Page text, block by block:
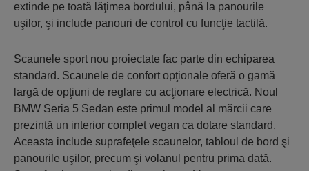
extinde pe toată lăţimea bordului, până la panourile
uşilor, şi include panouri de control cu funcţie tactilă.
Scaunele sport nou proiectate fac parte din echiparea
standard. Scaunele de confort opţionale oferă o gamă
largă de opţiuni de reglare cu acţionare electrică. Noul
BMW Seria 5 Sedan este primul model al mărcii care
prezintă un interior complet vegan ca dotare standard.
Aceasta include suprafeţele scaunelor, tabloul de bord şi
panourile uşilor, precum şi volanul pentru prima dată.